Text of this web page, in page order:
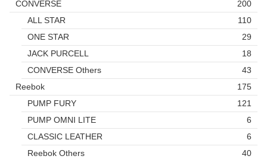
CONVERSE
200
ALL STAR
110
ONE STAR
29
JACK PURCELL
18
CONVERSE Others
43
Reebok
175
PUMP FURY
121
PUMP OMNI LITE
6
CLASSIC LEATHER
6
Reebok Others
40